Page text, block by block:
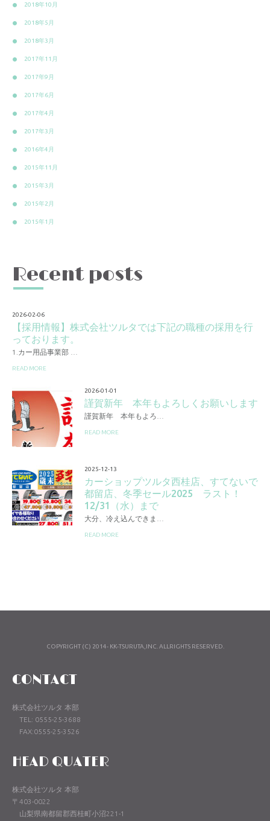
2018年10月
2018年5月
2018年3月
2017年11月
2017年9月
2017年6月
2017年4月
2017年3月
2016年4月
2015年11月
2015年3月
2015年2月
2015年1月
Recent posts
2026-02-06
【採用情報】株式会社ツルタでは下記の職種の採用を行
っております。
1.カー用品事業部 …
READ MORE
2026-01-01
謹賀新年 本年もよろしくお願いします
謹賀新年 本年もよろ…
READ MORE
2025-12-13
カーショップツルタ西桂店、すてないで
都留店、冬季セール2025 ラスト！
12/31（水）まで
大分、冷え込んできま…
READ MORE
COPYRIGHT (C) 2014- KK-TSURUTA,INC. ALLRIGHTS RESERVED.
CONTACT
株式会社ツルタ 本部
TEL: 0555-25-3688
FAX:0555-25-3526
HEAD QUATER
株式会社ツルタ 本部
〒403-0022
山梨県南都留郡西桂町小沼221-1